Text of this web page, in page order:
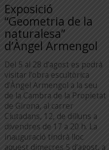
Exposició
“Geometria de la
naturalesa”
d’Àngel Armengol
Del 5 al 28 d’agost es podrà
visitar l’obra escultòrica
d’Àngel Armengol a la seu
de la Cambra de la Propietat
de Girona, al carrer
Ciutadans, 12, de dilluns a
divendres de 17 a 20 h. La
inauguració tindrà lloc
aquest dimecres 5 d’agost, a